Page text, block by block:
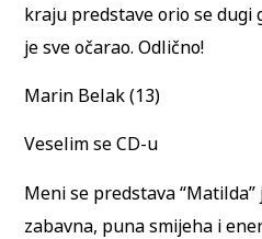
kraju predstave orio se dugi
je sve očarao. Odlično!
Marin Belak (13)
Veselim se CD-u
Meni se predstava
zabavna, puna smijeha i